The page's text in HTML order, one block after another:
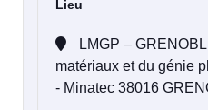
Lieu
matériaux et du génie
- Minatec 38016